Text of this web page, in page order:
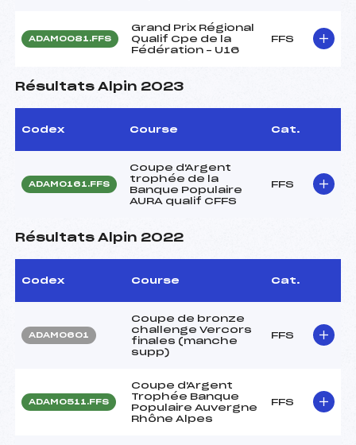
ADAM0081.FFS
Grand Prix Régional
Qualif Cpe de la
Fédération – U16
FFS
Résultats Alpin 2023
Codex Course Cat.
ADAM0161.FFS
Coupe d'Argent
trophée de la
Banque Populaire
AURA qualif CFFS
FFS
Résultats Alpin 2022
Codex Course Cat.
ADAM0601
Coupe de bronze
challenge Vercors
finales (manche
supp)
FFS
ADAM0511.FFS
Coupe d'Argent
Trophée Banque
Populaire Auvergne
Rhône Alpes
FFS